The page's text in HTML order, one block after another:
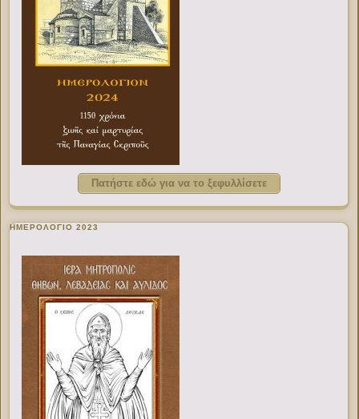
Πατήστε εδώ για να το ξεφυλλίσετε
ΗΜΕΡΟΛΟΓΙΟ 2023